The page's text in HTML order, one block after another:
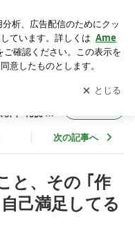
ジネス 専門家 経営コン
ス 太田耕平 札幌 北海道
通知
を受け取りまし
開く
耕平 札幌 北
次の記事へ
と、その ｢作
己満足してる